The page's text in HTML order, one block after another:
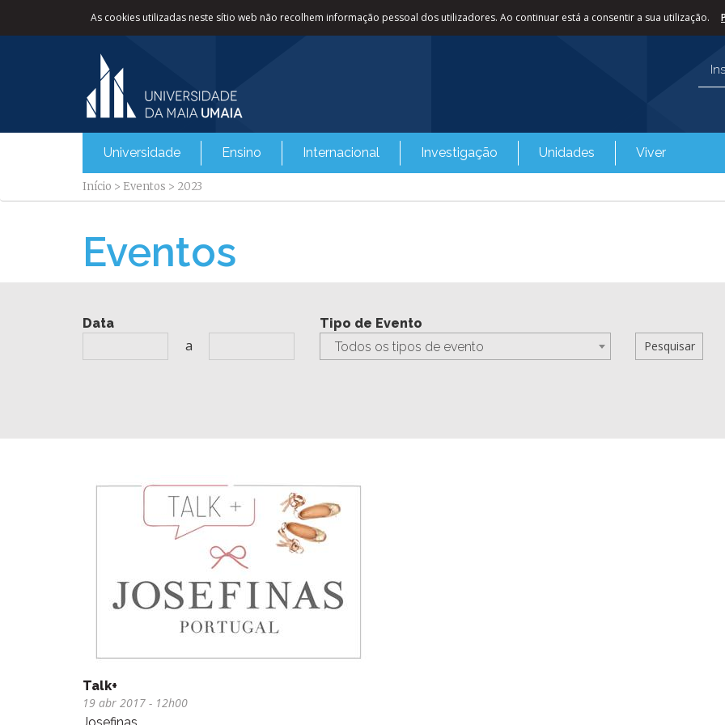
As cookies utilizadas neste sítio web não recolhem informação pessoal dos utilizadores. Ao continuar está a consentir a sua utilização.
Universidade Ensino Internacional Investigação Unidades Viver
Início > Eventos > 2023
Eventos
Data
a
Tipo de Evento
Todos os tipos de evento
Talk+
19 abr 2017 - 12h00